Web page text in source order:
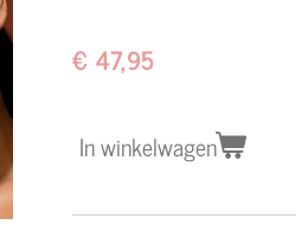
€ 47,95
In winkelwagen